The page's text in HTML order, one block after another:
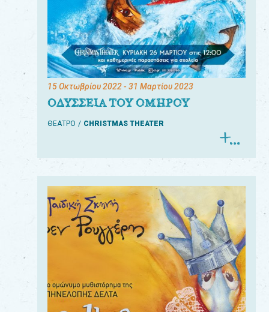
15 Οκτωβρίου 2022- 31 Μαρτίου 2023
ΟΔΥΣΣΕΙΑ ΤΟΥ ΟΜΗΡΟΥ
ΘΕΑΤΡΟ CHRISTMAS THEATER